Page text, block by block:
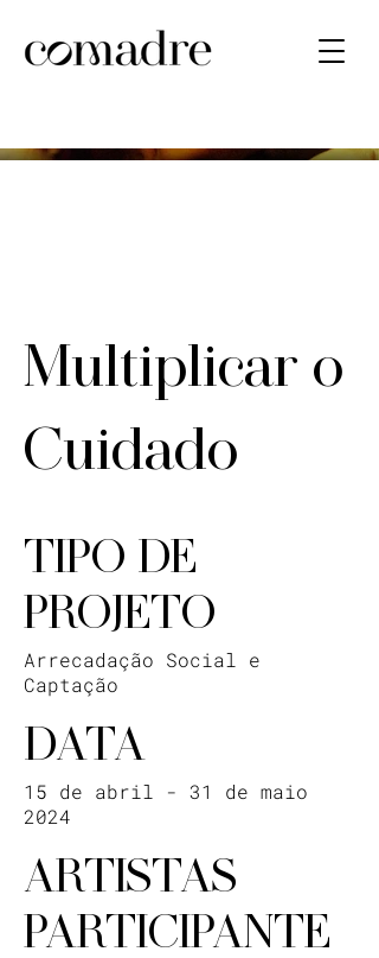
Multiplicar o
Cuidado
TIPO DE
PROJETO
Arrecadação Social e
Captação
DATA
15 de abril - 31 de maio
2024
ARTISTAS
PARTICIPANTE